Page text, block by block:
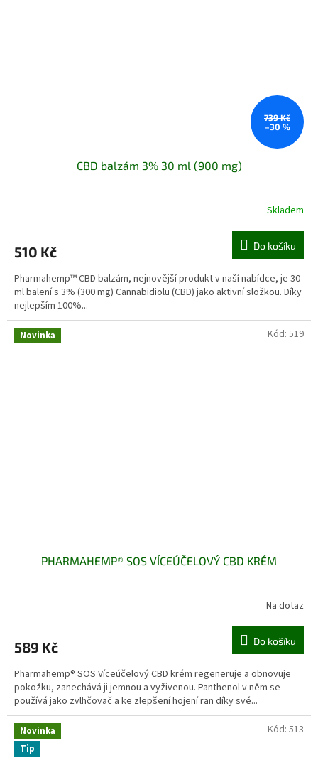
739 Kč
–30 %
CBD balzám 3% 30 ml (900 mg)
Skladem
510 Kč Do košíku
Pharmahemp™ CBD balzám, nejnovější produkt v naší nabídce, je 30
ml balení s 3% (300 mg) Cannabidiolu (CBD) jako aktivní složkou. Díky
nejlepším 100%...
Novinka
PHARMAHEMP® SOS VÍCEÚČELOVÝ CBD KRÉM
Na dotaz
589 Kč Do košíku
Pharmahemp® SOS Víceúčelový CBD krém regeneruje a obnovuje
pokožku, zanechává ji jemnou a vyživenou. Panthenol v něm se
používá jako zvlhčovač a ke zlepšení hojení ran díky své...
Kód: 519
Novinka
Tip
Kód: 513